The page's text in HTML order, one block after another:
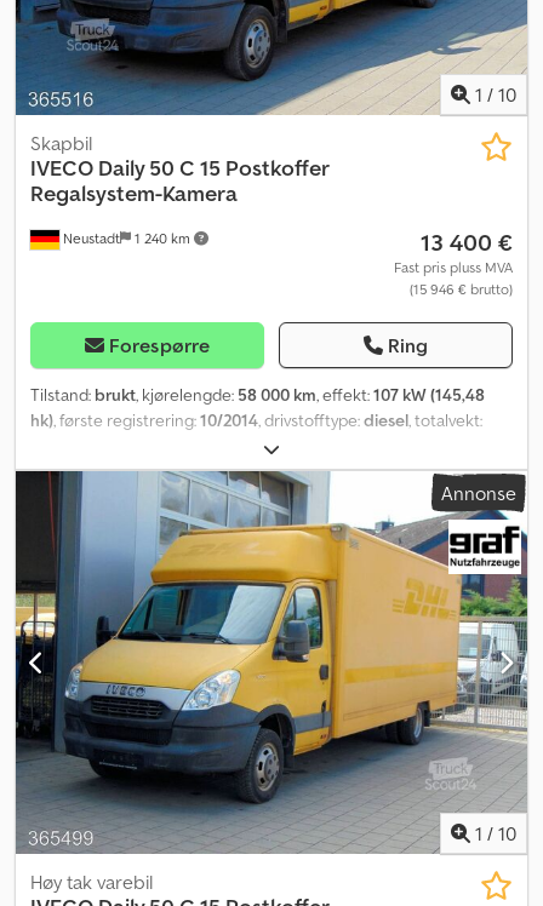
1 / 10
Neustadt 1 240 km
Skapbil
IVECO Daily 50 C 15 Postkoffer
Regalsystem-Kamera
13 400 €
Fast pris pluss MVA
(15 946 € brutto)
Forespørre Ring
Tilstand: brukt, kjørelengde: 58 000 km, effekt:107 kW (145,48
hk), første registrering:10/2014, drivstofftype:diesel, totalvekt:
automatisk
antall seter:2, total lengde:8 140 mm, total bredde:2 180 mm,
total høyde:
2 860 mm , lasteromslengde:
lasteplassbredde:2 030 mm, lasteromshøyde: 2 040 mm, Byggeår:
2014
ABS, elektronisk stabilitetsprogram (ESP), sentral
låsing
Annonse
1 / 10
Høy tak varebil